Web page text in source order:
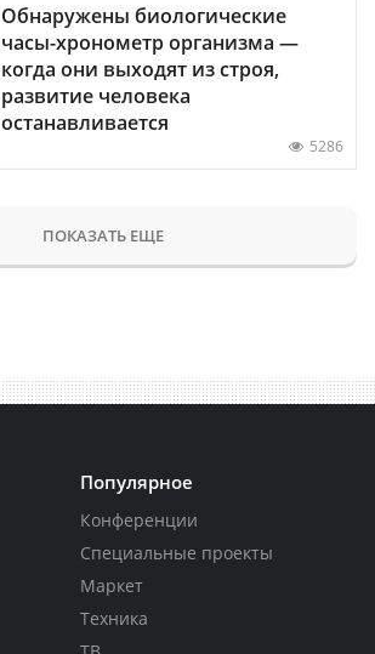
Обнаружены биологические
часы-хронометр организма —
когда они выходят из строя,
развитие человека
останавливается
5286
ПОКАЗАТЬ ЕЩЕ
Популярное
Конференции
Специальные проекты
Маркет
Техника